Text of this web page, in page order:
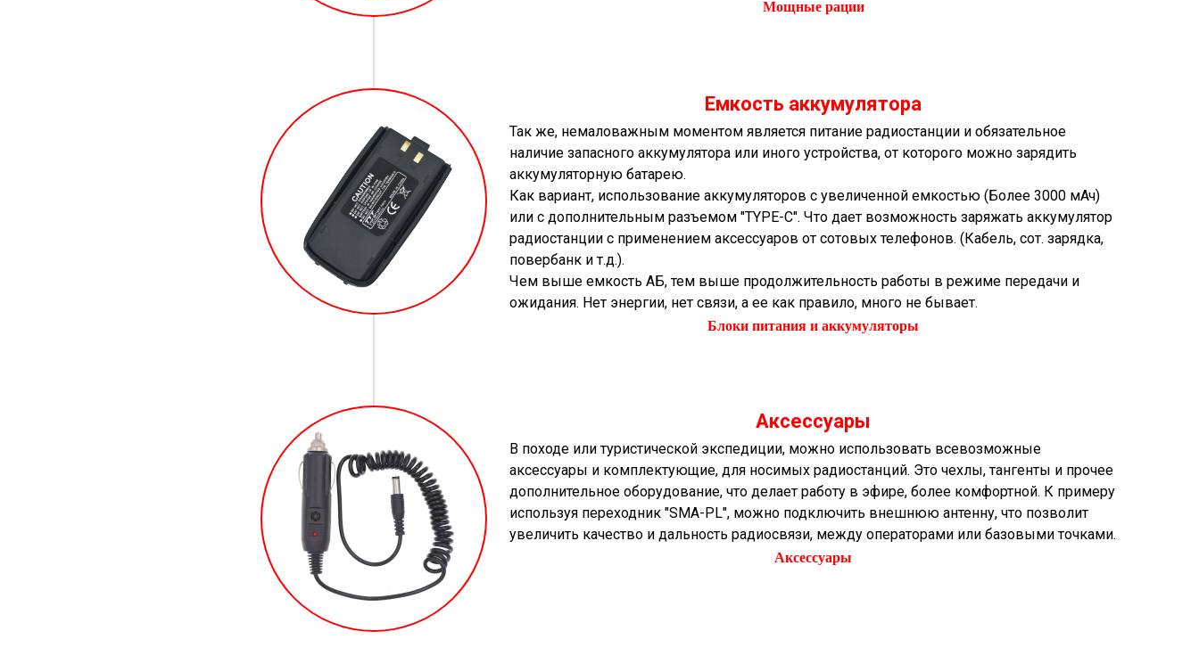
Мощные рации
Емкость аккумулятора
Так же, немаловажным моментом является питание радиостанции и обязательное
наличие запасного аккумулятора или иного устройства, от которого можно зарядить
аккумуляторную батарею.
Как вариант, использование аккумуляторов с увеличенной емкостью (Более 3000 мАч)
или с дополнительным разъемом "TYPE-C". Что дает возможность заряжать аккумулятор
радиостанции с применением аксессуаров от сотовых телефонов. (Кабель, сот. зарядка,
повербанк и т.д.).
Чем выше емкость АБ, тем выше продолжительность работы в режиме передачи и
ожидания. Нет энергии, нет связи, а ее как правило, много не бывает.
Блоки питания и аккумуляторы
Аксессуары
В походе или туристической экспедиции, можно использовать всевозможные
аксессуары и комплектующие, для носимых радиостанций. Это чехлы, тангенты и прочее
дополнительное оборудование, что делает работу в эфире, более комфортной. К примеру
используя переходник "SMA-PL", можно подключить внешнюю антенну, что позволит
увеличить качество и дальность радиосвязи, между операторами или базовыми точками.
Аксессуары